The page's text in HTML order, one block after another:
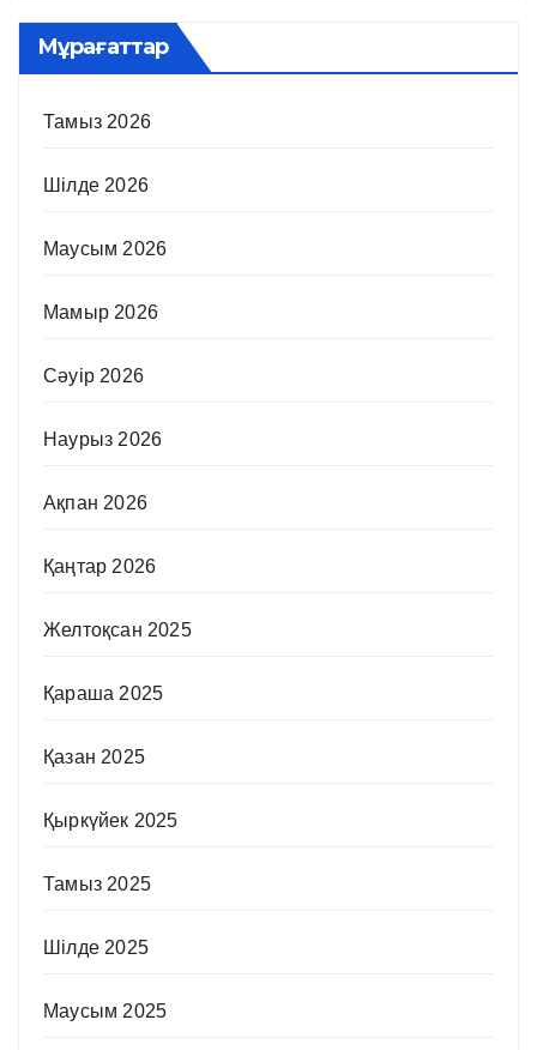
Мұрағаттар
Тамыз 2026
Шілде 2026
Маусым 2026
Мамыр 2026
Сәуір 2026
Наурыз 2026
Ақпан 2026
Қаңтар 2026
Желтоқсан 2025
Қараша 2025
Қазан 2025
Қыркүйек 2025
Тамыз 2025
Шілде 2025
Маусым 2025